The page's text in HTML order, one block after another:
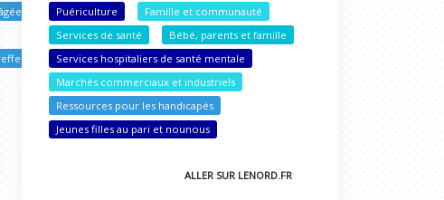
Puériculture
Famille et communauté
Services de santé
Bébé, parents et famille
Services hospitaliers de santé mentale
Marchés commerciaux et industriels
Ressources pour les handicapés
Jeunes filles au pari et nounous
ALLER SUR LENORD.FR